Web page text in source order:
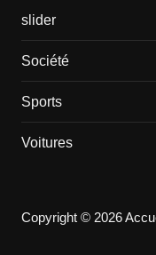
slider
Société
Sports
Voitures
Copyright © 2026